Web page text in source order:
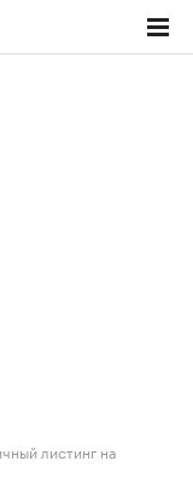
листинг на